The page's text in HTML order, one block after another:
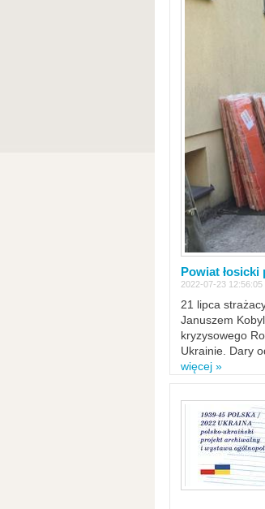
Powiat łosicki
2022-07-23 12:56:05
21 lipca
Januszem
kryzysowego
Ukrainie. Dary
więcej »